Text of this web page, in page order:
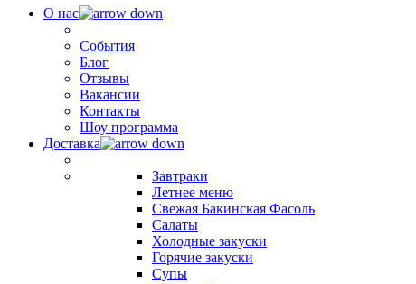
О нас
События
Блог
Отзывы
Вакансии
Контакты
Шоу программа
Доставка
Завтраки
Летнее меню
Свежая Бакинская Фасоль
Салаты
Холодные закуски
Горячие закуски
Супы